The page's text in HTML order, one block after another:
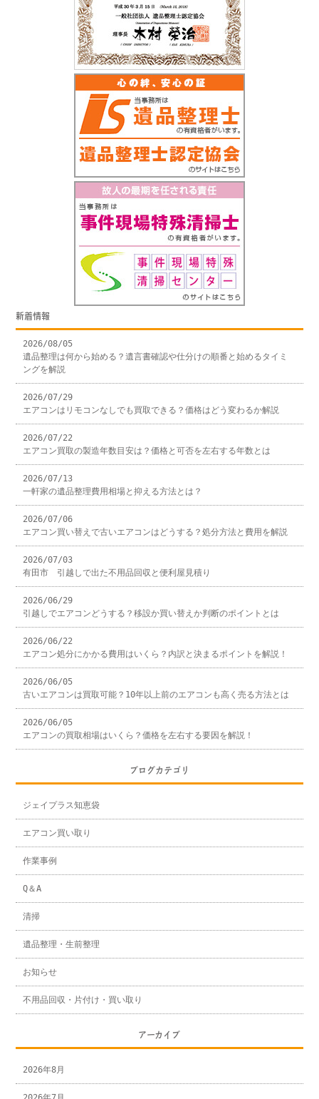
新着情報
2026/08/05
遺品整理は何から始める？遺言書確認や仕分けの順番と始めるタイミ
ングを解説
2026/07/29
エアコンはリモコンなしでも買取できる？価格はどう変わるか解説
2026/07/22
エアコン買取の製造年数目安は？価格と可否を左右する年数とは
2026/07/13
一軒家の遺品整理費用相場と抑える方法とは？
2026/07/06
エアコン買い替えで古いエアコンはどうする？処分方法と費用を解説
2026/07/03
有田市 引越しで出た不用品回収と便利屋見積り
2026/06/29
引越しでエアコンどうする？移設か買い替えか判断のポイントとは
2026/06/22
エアコン処分にかかる費用はいくら？内訳と決まるポイントを解説！
2026/06/05
古いエアコンは買取可能？10年以上前のエアコンも高く売る方法とは
2026/06/05
エアコンの買取相場はいくら？価格を左右する要因を解説！
ブログカテゴリ
ジェイプラス知恵袋
エアコン買い取り
作業事例
Q＆A
清掃
遺品整理・生前整理
お知らせ
不用品回収・片付け・買い取り
アーカイブ
2026年8月